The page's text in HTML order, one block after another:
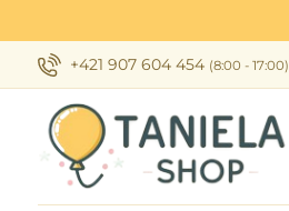
+421 907 604 454 (8:00 - 17:00)